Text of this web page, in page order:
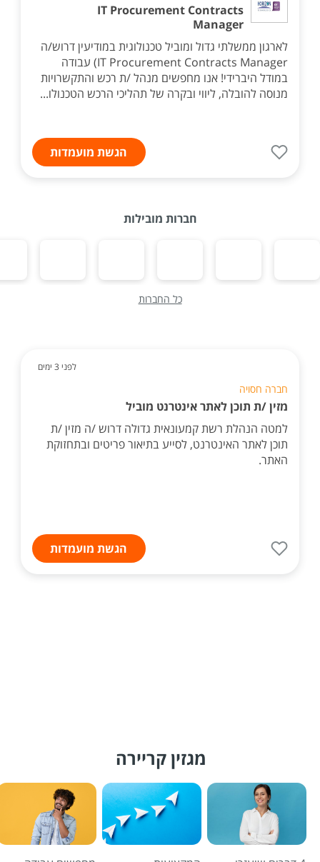
IT Procurement Contracts
Manager
לארגון ממשלתי גדול ומוביל טכנולוגית במודיעין דרוש/ה
IT Procurement Contracts Manager) עבודה
במודל היברידי! אנו מחפשים מנהל /ת רכש והתקשרויות
מנוסה להובלה, ליווי ובקרה של תהליכי הרכש הטכנולו...
הגשת מועמדות
חברות מובילות
כל החברות
לפני 3 ימים
חברה חסויה
מזין /ת תוכן לאתר אינטרנט מוביל
למטה הנהלת רשת קמעונאית גדולה דרוש /ה מזין /ת
תוכן לאתר האינטרנט, לסייע בתיאור פריטים ובתחזוקת
האתר.
הגשת מועמדות
מגזין קריירה